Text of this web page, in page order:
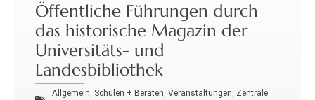
Öffentliche Führungen durch
das historische Magazin der
Universitäts- und
Landesbibliothek
Allgemein, Schulen + Beraten, Veranstaltungen, Zentrale